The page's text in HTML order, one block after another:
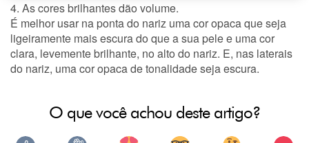
4. As cores brilhantes dão volume.
É melhor usar na ponta do nariz uma cor opaca que seja
ligeiramente mais escura do que a sua pele e uma cor
clara, levemente brilhante, no alto do nariz. E, nas laterais
do nariz, uma cor opaca de tonalidade seja escura.
O que você achou deste artigo?